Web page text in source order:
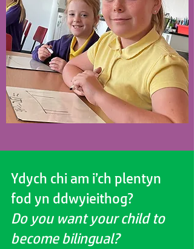
Ydych chi am i’ch plentyn
fod yn ddwyieithog?
Do you want your child to
become bilingual?